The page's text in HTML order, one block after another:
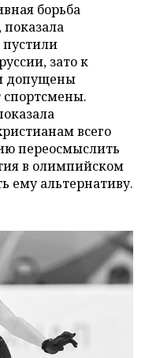
борьба
зато к
допущены
всего
переосмыслить
в олимпийском
ему альтернативу.